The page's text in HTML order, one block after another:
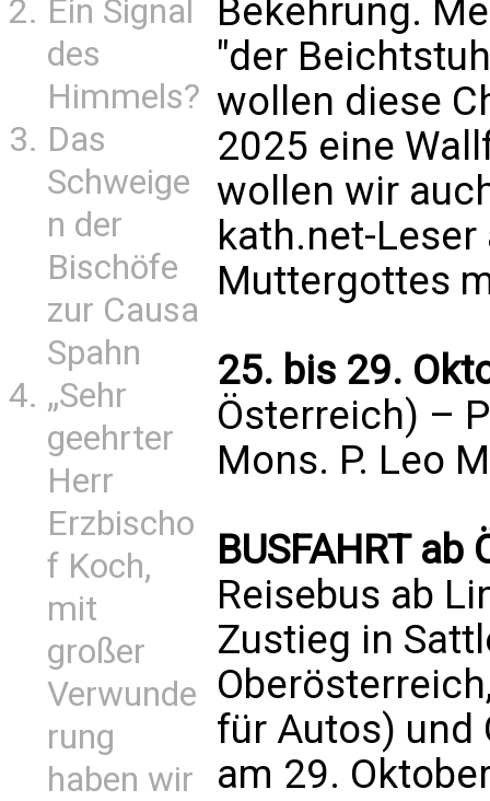
Ein Signal
des
Himmels?
Das
Schweige
n der
Bischöfe
zur Causa
Spahn
„Sehr
geehrter
Herr
Erzbischo
f Koch,
mit
großer
Verwunde
rung
haben wir
Bekehrung.
"der
wollen diese
2025 eine
wollen wir
kath.net-
Muttergottes
25. bis 29.
Österreich) –
Mons. P. Leo
BUSFAHRT ab
Reisebus ab
Zustieg in
für Autos) und
am 29.